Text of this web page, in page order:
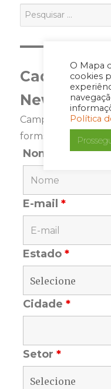
O Mapa
cookies
Política
por:
Cadastre-
Newsletter
Campos marcados
forms-req-
Nome
E-mail*
Estado*
Cidade*
Setor*